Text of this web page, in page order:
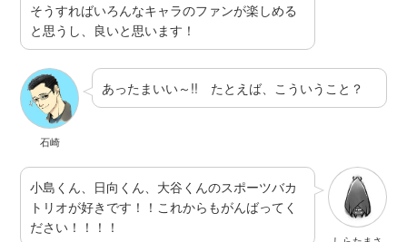
そうすればいろんなキャラのファンが楽しめる
と思うし、良いと思います！
石崎
あったまいい～!! たとえば、こういうこと？
小島くん、日向くん、大谷くんのスポーツバカ
トリオが好きです！！これからもがんばってく
ださい！！！！